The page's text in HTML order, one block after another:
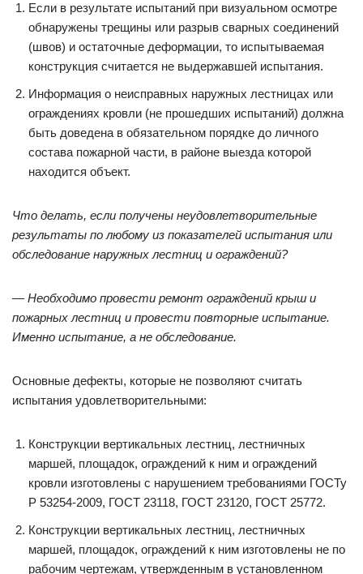
Если в результате испытаний при визуальном осмотре
обнаружены трещины или разрыв сварных соединений
(швов) и остаточные деформации, то испытываемая
конструкция считается не выдержавшей испытания.
Информация о неисправных наружных лестницах или
ограждениях кровли (не прошедших испытаний) должна
быть доведена в обязательном порядке до личного
состава пожарной части, в районе выезда которой
находится объект.
Что делать, если получены неудовлетворительные
результаты по любому из показателей испытания или
обследование наружных лестниц и ограждений?
— Необходимо провести ремонт ограждений крыш и
пожарных лестниц и провести повторные испытание.
Именно испытание, а не обследование.
Основные дефекты, которые не позволяют считать
испытания удовлетворительными:
Конструкции вертикальных лестниц, лестничных
маршей, площадок, ограждений к ним и ограждений
кровли изготовлены с нарушением требованиями ГОСТу
Р 53254-2009, ГОСТ 23118, ГОСТ 23120, ГОСТ 25772.
Конструкции вертикальных лестниц, лестничных
маршей, площадок, ограждений к ним изготовлены не по
рабочим чертежам, утвержденным в установленном